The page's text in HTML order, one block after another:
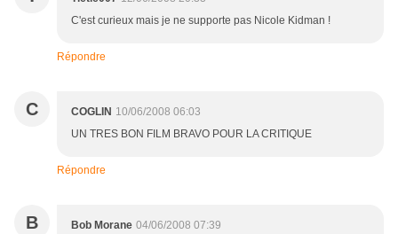
C'est curieux mais je ne supporte pas Nicole Kidman !
Répondre
C COGLIN 10/06/2008 06:03
UN TRES BON FILM BRAVO POUR LA CRITIQUE
Répondre
B Bob Morane 04/06/2008 07:39